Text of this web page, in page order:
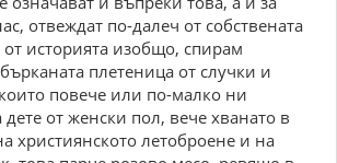
отвеждат по-далеч от собствената
историята изобщо, спирам
плетеница от случки и
които повече или по-малко ни
дете от женски пол, вече хванато в
християнското летоброене и на